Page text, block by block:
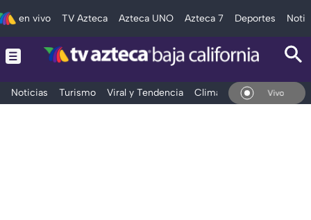
en vivo TV Azteca Azteca UNO Azteca 7 Deportes
Noticias Turismo Viral y Tendencia Clima Deportes
En Vivo